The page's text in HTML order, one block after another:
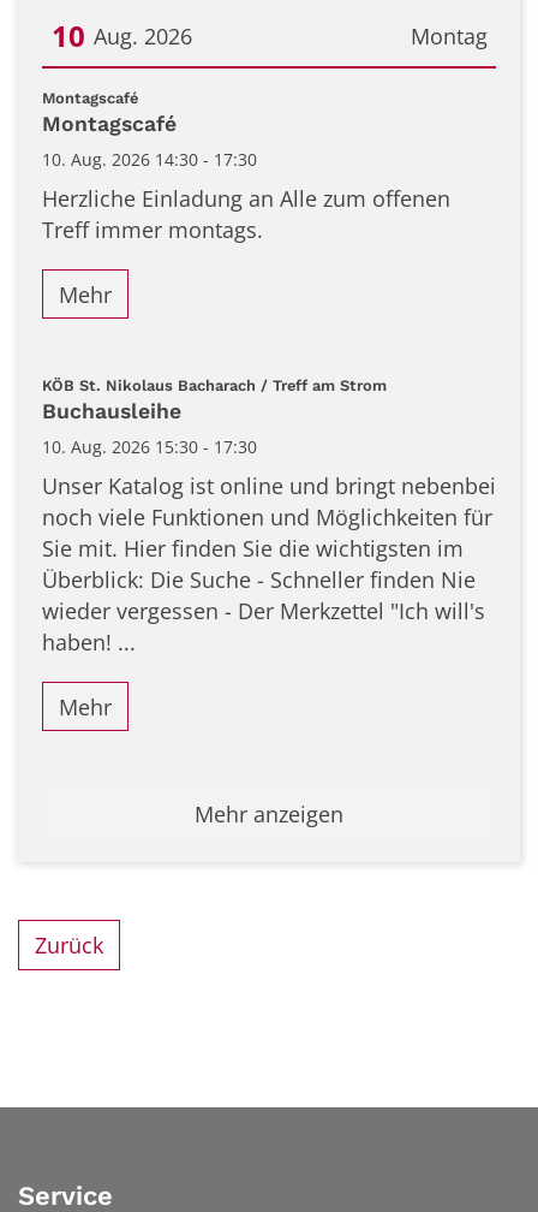
Montag
10 Aug. 2026
Datum: 10. August 2026
Montagscafé:
Montagscafé
10. Aug. 2026 14:30 - 17:30
Herzliche Einladung an Alle zum offenen
Treff immer montags.
Mehr
KÖB St. Nikolaus Bacharach / Treff am Strom:
Buchausleihe
10. Aug. 2026 15:30 - 17:30
Unser Katalog ist online und bringt nebenbei
noch viele Funktionen und Möglichkeiten für
Sie mit. Hier finden Sie die wichtigsten im
Überblick: Die Suche - Schneller finden Nie
wieder vergessen - Der Merkzettel "Ich will's
haben! ...
Mehr
Mehr anzeigen
Zurück
Service